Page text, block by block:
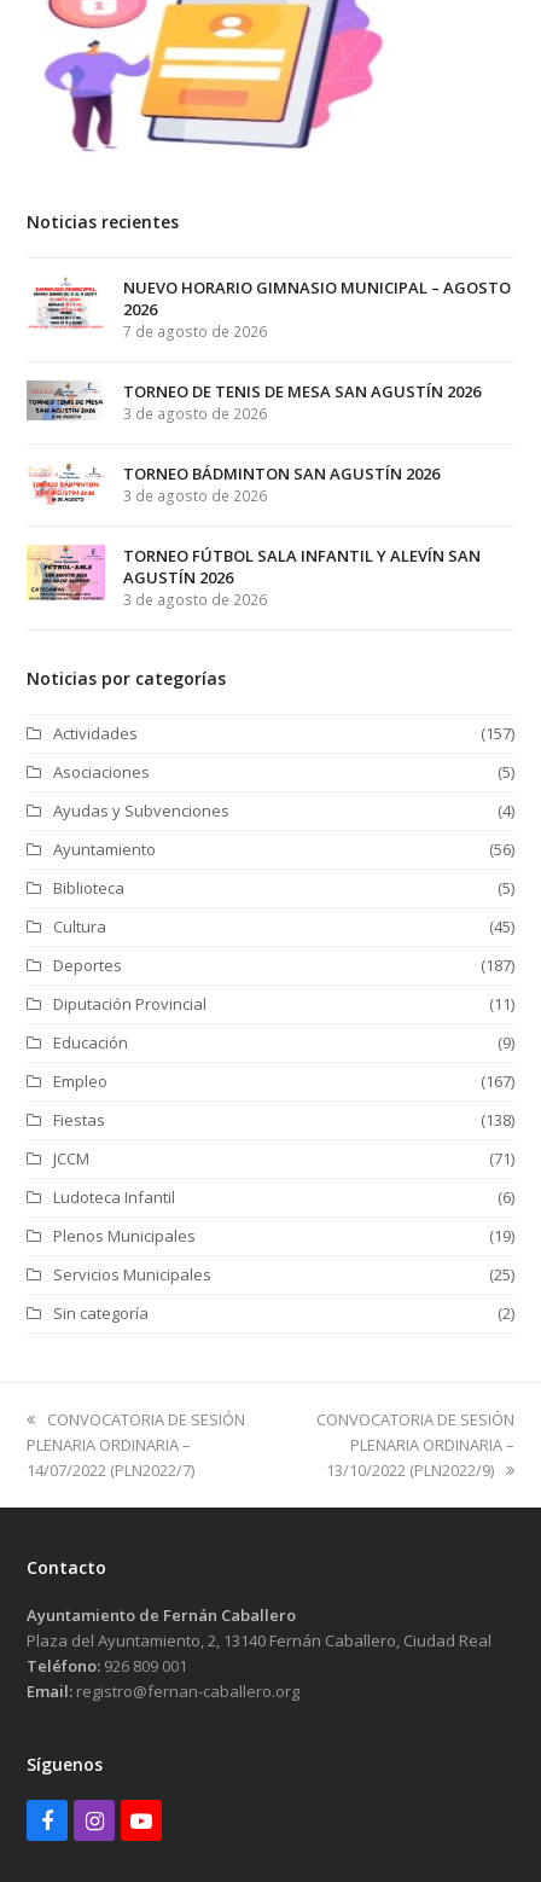
Noticias recientes
NUEVO HORARIO GIMNASIO MUNICIPAL – AGOSTO
2026
7 de agosto de 2026
TORNEO DE TENIS DE MESA SAN AGUSTÍN 2026
3 de agosto de 2026
TORNEO BÁDMINTON SAN AGUSTÍN 2026
3 de agosto de 2026
TORNEO FÚTBOL SALA INFANTIL Y ALEVÍN SAN
AGUSTÍN 2026
3 de agosto de 2026
Noticias por categorías
Actividades
(157)
Asociaciones
(5)
Ayudas y Subvenciones
(4)
Ayuntamiento
(56)
Biblioteca
(5)
Cultura
(45)
Deportes
(187)
Diputación Provincial
(11)
Educación
(9)
Empleo
(167)
Fiestas
(138)
JCCM
(71)
Ludoteca Infantil
(6)
Plenos Municipales
(19)
Servicios Municipales
(25)
Sin categoría
(2)
previous
post:
CONVOCATORIA DE SESIÓN
PLENARIA ORDINARIA –
14/07/2022 (PLN2022/7)
next
CONVOCATORIA DE SESIÓN
PLENARIA ORDINARIA –
13/10/2022 (PLN2022/9)
Contacto
Ayuntamiento de Fernán Caballero
Plaza del Ayuntamiento, 2, 13140 Fernán Caballero, Ciudad Real
Teléfono: 926 809 001
Email: registro@fernan-caballero.org
Síguenos
Facebook
Instagram
Youtube